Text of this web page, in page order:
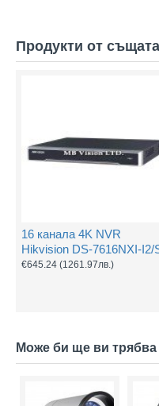
Продукти от
16 канала 4K NVR
Hikvision DS-7616NXI-I2/
€645.24 (1261.97лв.)
Може би ще ви трябва